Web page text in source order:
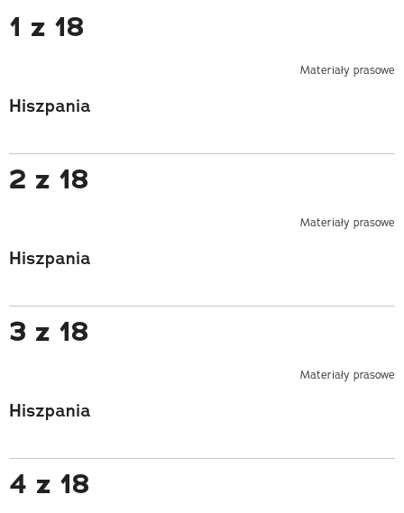
1 z 18
Materiały prasowe
Hiszpania
2 z 18
Materiały prasowe
Hiszpania
3 z 18
Materiały prasowe
Hiszpania
4 z 18